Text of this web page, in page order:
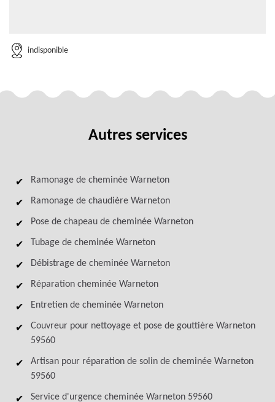
indisponible
Autres services
Ramonage de cheminée Warneton
Ramonage de chaudière Warneton
Pose de chapeau de cheminée Warneton
Tubage de cheminée Warneton
Débistrage de cheminée Warneton
Réparation cheminée Warneton
Entretien de cheminée Warneton
Couvreur pour nettoyage et pose de gouttière Warneton
59560
Artisan pour réparation de solin de cheminée Warneton
59560
Service d'urgence cheminée Warneton 59560